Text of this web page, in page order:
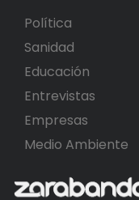
Política
Sanidad
Educación
Entrevistas
Empresas
Medio Ambiente